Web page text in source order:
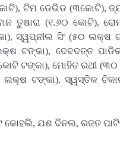
ଟିମ ଡେଭିଡ (୩କୋଟି),
ତୁଷାରା (୧.୬୦ କୋଟି),
ସ୍ୱପ୍ନୀଲ ସିଂ (୫୦ ଲକ୍ଷ
ଟଙ୍କା), ଦେବଦତ୍ତ
ଟଙ୍କା), ମୋହିତ ରଥୀ (୩୦
ଲକ୍ଷ ଟଙ୍କା), ସ୍ୱସ୍ତିକ
କୋହଲି, ଯଶ ଦିନଲ, ରଜତ